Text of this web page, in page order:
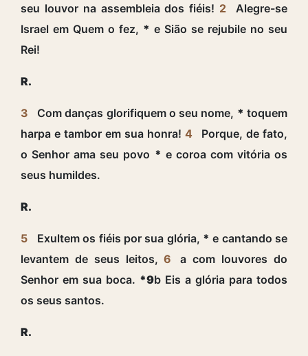
seu louvor na assembleia dos fiéis! 2
Alegre-se
Israel em Quem o fez, * e Sião se rejubile no seu
Rei!
R.
3 Com danças glorifiquem o seu nome, * toquem
harpa e tambor em sua honra! 4
Porque, de fato,
o Senhor ama seu povo * e coroa com vitória os
seus humildes.
R.
5 Exultem os fiéis por sua glória, * e cantando se
levantem de seus leitos,6
a com louvores do
Senhor em sua boca. *9b Eis a glória para todos
os seus santos.
R.